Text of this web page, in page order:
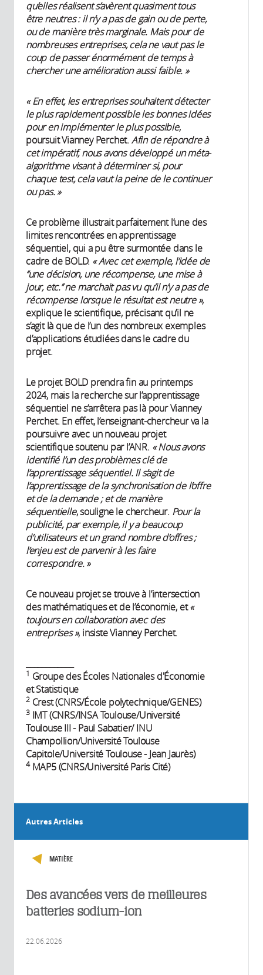
qu’elles réalisent s’avèrent quasiment tous
être neutres : il n’y a pas de gain ou de perte,
ou de manière très marginale. Mais pour de
nombreuses entreprises, cela ne vaut pas le
coup de passer énormément de temps à
chercher une amélioration aussi faible. »
« En effet, les entreprises souhaitent détecter
le plus rapidement possible les bonnes idées
pour en implémenter le plus possible,
poursuit Vianney Perchet. Afin de répondre à
cet impératif, nous avons développé un méta-
algorithme visant à déterminer si, pour
chaque test, cela vaut la peine de le continuer
ou pas. »
Ce problème illustrait parfaitement l’une des
limites rencontrées en apprentissage
séquentiel, qui a pu être surmontée dans le
cadre de BOLD. « Avec cet exemple, l’idée de
‘‘une décision, une récompense, une mise à
jour, etc.’’ ne marchait pas vu qu’il n’y a pas de
récompense lorsque le résultat est neutre »,
explique le scientifique, précisant qu’il ne
s’agit là que de l’un des nombreux exemples
d’applications étudiées dans le cadre du
projet.
Le projet BOLD prendra fin au printemps
2024, mais la recherche sur l’apprentissage
séquentiel ne s’arrêtera pas là pour Vianney
Perchet. En effet, l’enseignant-chercheur va la
poursuivre avec un nouveau projet
scientifique soutenu par l’ANR. « Nous avons
identifié l’un des problèmes clé de
l’apprentissage séquentiel. Il s’agit de
l’apprentissage de la synchronisation de l’offre
et de la demande ; et de manière
séquentielle, souligne le chercheur. Pour la
publicité, par exemple, il y a beaucoup
d’utilisateurs et un grand nombre d’offres ;
l’enjeu est de parvenir à les faire
correspondre. »
Ce nouveau projet se trouve à l’intersection
des mathématiques et de l’économie, et«
toujours en collaboration avec des
entreprises », insiste Vianney Perchet.
1 Groupe des Écoles Nationales d'Économie
et Statistique
2Crest (CNRS/École polytechnique/GENES)
3IMT (CNRS/INSA Toulouse/Université
Toulouse III - Paul Sabatier/ INU
Champollion/Université Toulouse
Capitole/Université Toulouse - Jean Jaurès)
4MAP5 (CNRS/Université Paris Cité)
Autres Articles
MATIÈRE
Des avancées vers de meilleures
batteries sodium-ion
22.06.2026